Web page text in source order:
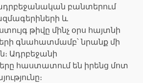
բանտերում
և
թիվը մինչ օրս հայտնի
գնահատմամբ՝ նրանք մի
Ադրբեջանի
հաստատում են իրենց մոտ